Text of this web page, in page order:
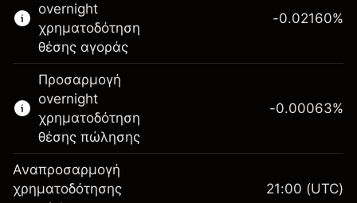
και Knock-outs.
Μάθετε περισσότερα σχετικά με:
CFDs
Knock-outs
overnight
χρηματοδότηση
θέσης αγοράς
Περιθώριο. Η επένδυσή
$1,000.00
-0.02160%
Προσαρμογή
overnight
χρηματοδότηση
θέσης πώλησης
-0.00063%
Αναπροσαρμογή
χρηματοδότησης
21:00 (UTC)